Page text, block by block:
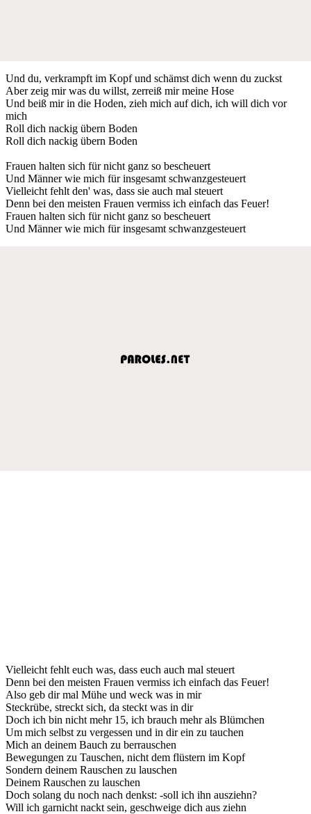
Und du, verkrampft im Kopf und schämst dich wenn du zuckst
Aber zeig mir was du willst, zerreiß mir meine Hose
Und beiß mir in die Hoden, zieh mich auf dich, ich will dich vor
mich
Roll dich nackig übern Boden
Roll dich nackig übern Boden
Frauen halten sich für nicht ganz so bescheuert
Und Männer wie mich für insgesamt schwanzgesteuert
Vielleicht fehlt den' was, dass sie auch mal steuert
Denn bei den meisten Frauen vermiss ich einfach das Feuer!
Frauen halten sich für nicht ganz so bescheuert
Und Männer wie mich für insgesamt schwanzgesteuert
Vielleicht fehlt euch was, dass euch auch mal steuert
Denn bei den meisten Frauen vermiss ich einfach das Feuer!
Also geb dir mal Mühe und weck was in mir
Steckrübe, streckt sich, da steckt was in dir
Doch ich bin nicht mehr 15, ich brauch mehr als Blümchen
Um mich selbst zu vergessen und in dir ein zu tauchen
Mich an deinem Bauch zu berrauschen
Bewegungen zu Tauschen, nicht dem flüstern im Kopf
Sondern deinem Rauschen zu lauschen
Deinem Rauschen zu lauschen
Doch solang du noch nach denkst: -soll ich ihn ausziehn?
Will ich garnicht nackt sein, geschweige dich aus ziehn